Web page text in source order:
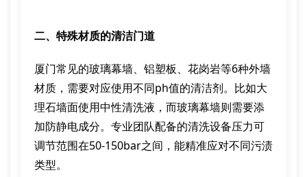
二、特殊材质的清洁门道
厦门常见的玻璃幕墙、铝塑板、花岗岩等6种外墙
材质，需要对应使用不同ph值的清洁剂。比如大
理石墙面使用中性清洗液，而玻璃幕墙则需要添
加防静电成分。专业团队配备的清洗设备压力可
调节范围在50-150bar之间，能精准应对不同污渍
类型。